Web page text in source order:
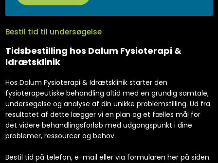
Bestil tid til undersøgelse
Tidsbestilling hos Dalum Fysioterapi &
Idrætsklinik
Hos Dalum Fysioterapi & Idrætsklinik starter den
fysioterapeutiske behandling altid med en grundig samtale,
undersøgelse og analyse af din unikke problemstilling. Ud fra
resultatet af dette lægger vi en plan og et fælles mål for
det videre behandlingsforløb med udgangspunkt i dine
problemer, ressourcer og behov.
Bestil tid på telefon, e-mail eller via formularen her på siden.